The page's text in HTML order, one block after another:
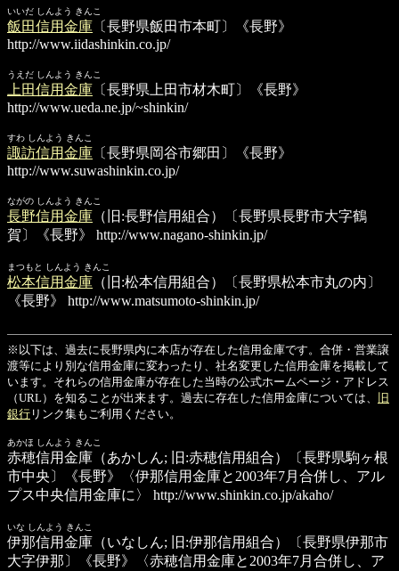
いいだ しんよう きんこ
飯田信用金庫 〔長野県飯田市本町〕《長野》
http://www.iidashinkin.co.jp/
うえだ しんよう きんこ
上田信用金庫 〔長野県上田市材木町〕《長野》
http://www.ueda.ne.jp/~shinkin/
すわ しんよう きんこ
諏訪信用金庫 〔長野県岡谷市郷田〕《長野》
http://www.suwashinkin.co.jp/
ながの しんよう きんこ
長野信用金庫 （旧:長野信用組合）〔長野県長野市大字鶴
賀〕《長野》
http://www.nagano-shinkin.jp/
まつもと しんよう きんこ
松本信用金庫 （旧:松本信用組合）〔長野県松本市丸の内〕
《長野》
http://www.matsumoto-shinkin.jp/
※以下は、過去に長野県内に本店が存在した信用金庫です。合併・営業譲
渡等により別な信用金庫に変わったり、社名変更した信用金庫を掲載して
います。それらの信用金庫が存在した当時の公式ホームページ・アドレス
（URL）を知ることが出来ます。過去に存在した信用金庫については、
旧
銀行 リンク集もご利用ください。
あかほ しんよう きんこ
赤穂信用金庫 （あかしん; 旧:赤穂信用組合）〔長野県駒ヶ根
市中央〕《長野》〈伊那信用金庫と2003年7月合併し、アル
プス中央信用金庫に〉
http://www.shinkin.co.jp/akaho/
いな しんよう きんこ
伊那信用金庫 （いなしん; 旧:伊那信用組合）〔長野県伊那市
大字伊那〕《長野》〈赤穂信用金庫と2003年7月合併し、ア